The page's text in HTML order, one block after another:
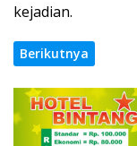
kejadian.
Berikutnya